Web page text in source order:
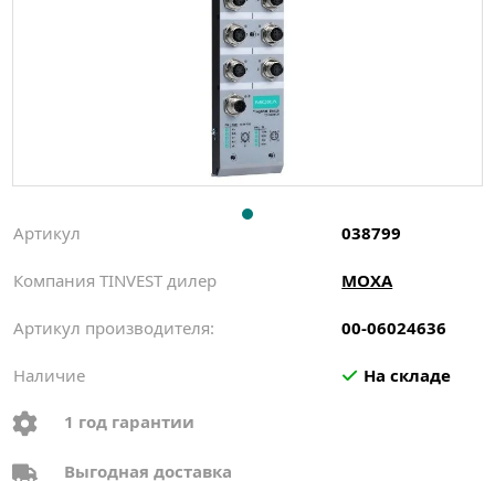
Артикул 038799
Компания TINVEST дилер MOXA
Артикул производителя: 00-06024636
Наличие На складе
1 год гарантии
Выгодная доставка